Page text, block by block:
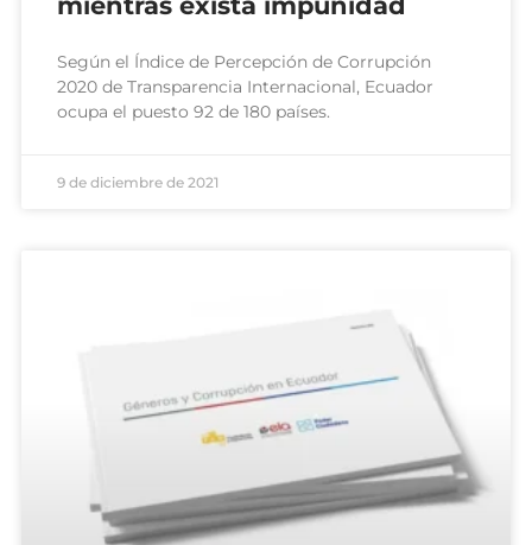
Según el Índice de Percepción de Corrupción
2020 de Transparencia Internacional, Ecuador
ocupa el puesto 92 de 180 países.
9 de diciembre de 2021